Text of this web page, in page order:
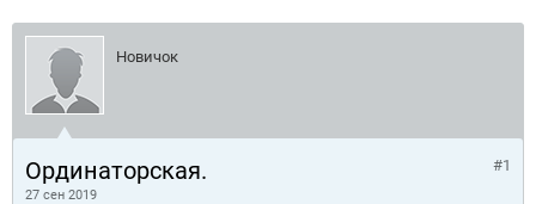
Новичок
Ординаторская.
27 сен 2019
#1